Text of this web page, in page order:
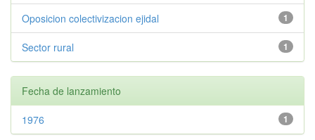
1
Oposicion colectivizacion ejidal
1
Sector rural
Fecha de lanzamiento
1
1976